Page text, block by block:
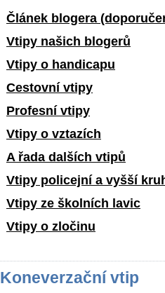
Článek blogera
Vtipy našich blogerů
Vtipy o handicapu
Cestovní vtipy
Profesní vtipy
Vtipy o vztazích
A řada dalších vtipů
Vtipy policejní a vyšší
Vtipy ze školních lavic
Vtipy o zločinu
Koneverzační vtip